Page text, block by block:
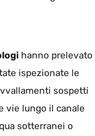
hanno prelevato
ispezionate le
sospetti
vie lungo il canale
sotterranei o